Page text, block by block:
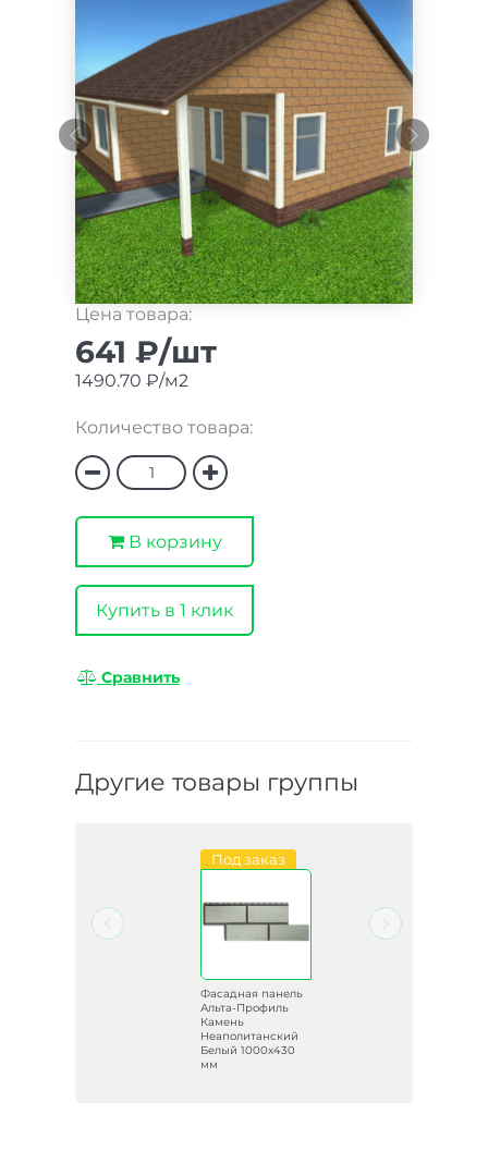
Цена товара:
641 ₽/шт
1490.70 ₽/м2
Количество товара:
В корзину
Купить в 1 клик
Сравнить
Другие товары группы
Под заказ
Фасадная панель
Альта-Профиль
Камень
Неаполитанский
Белый 1000х430
мм